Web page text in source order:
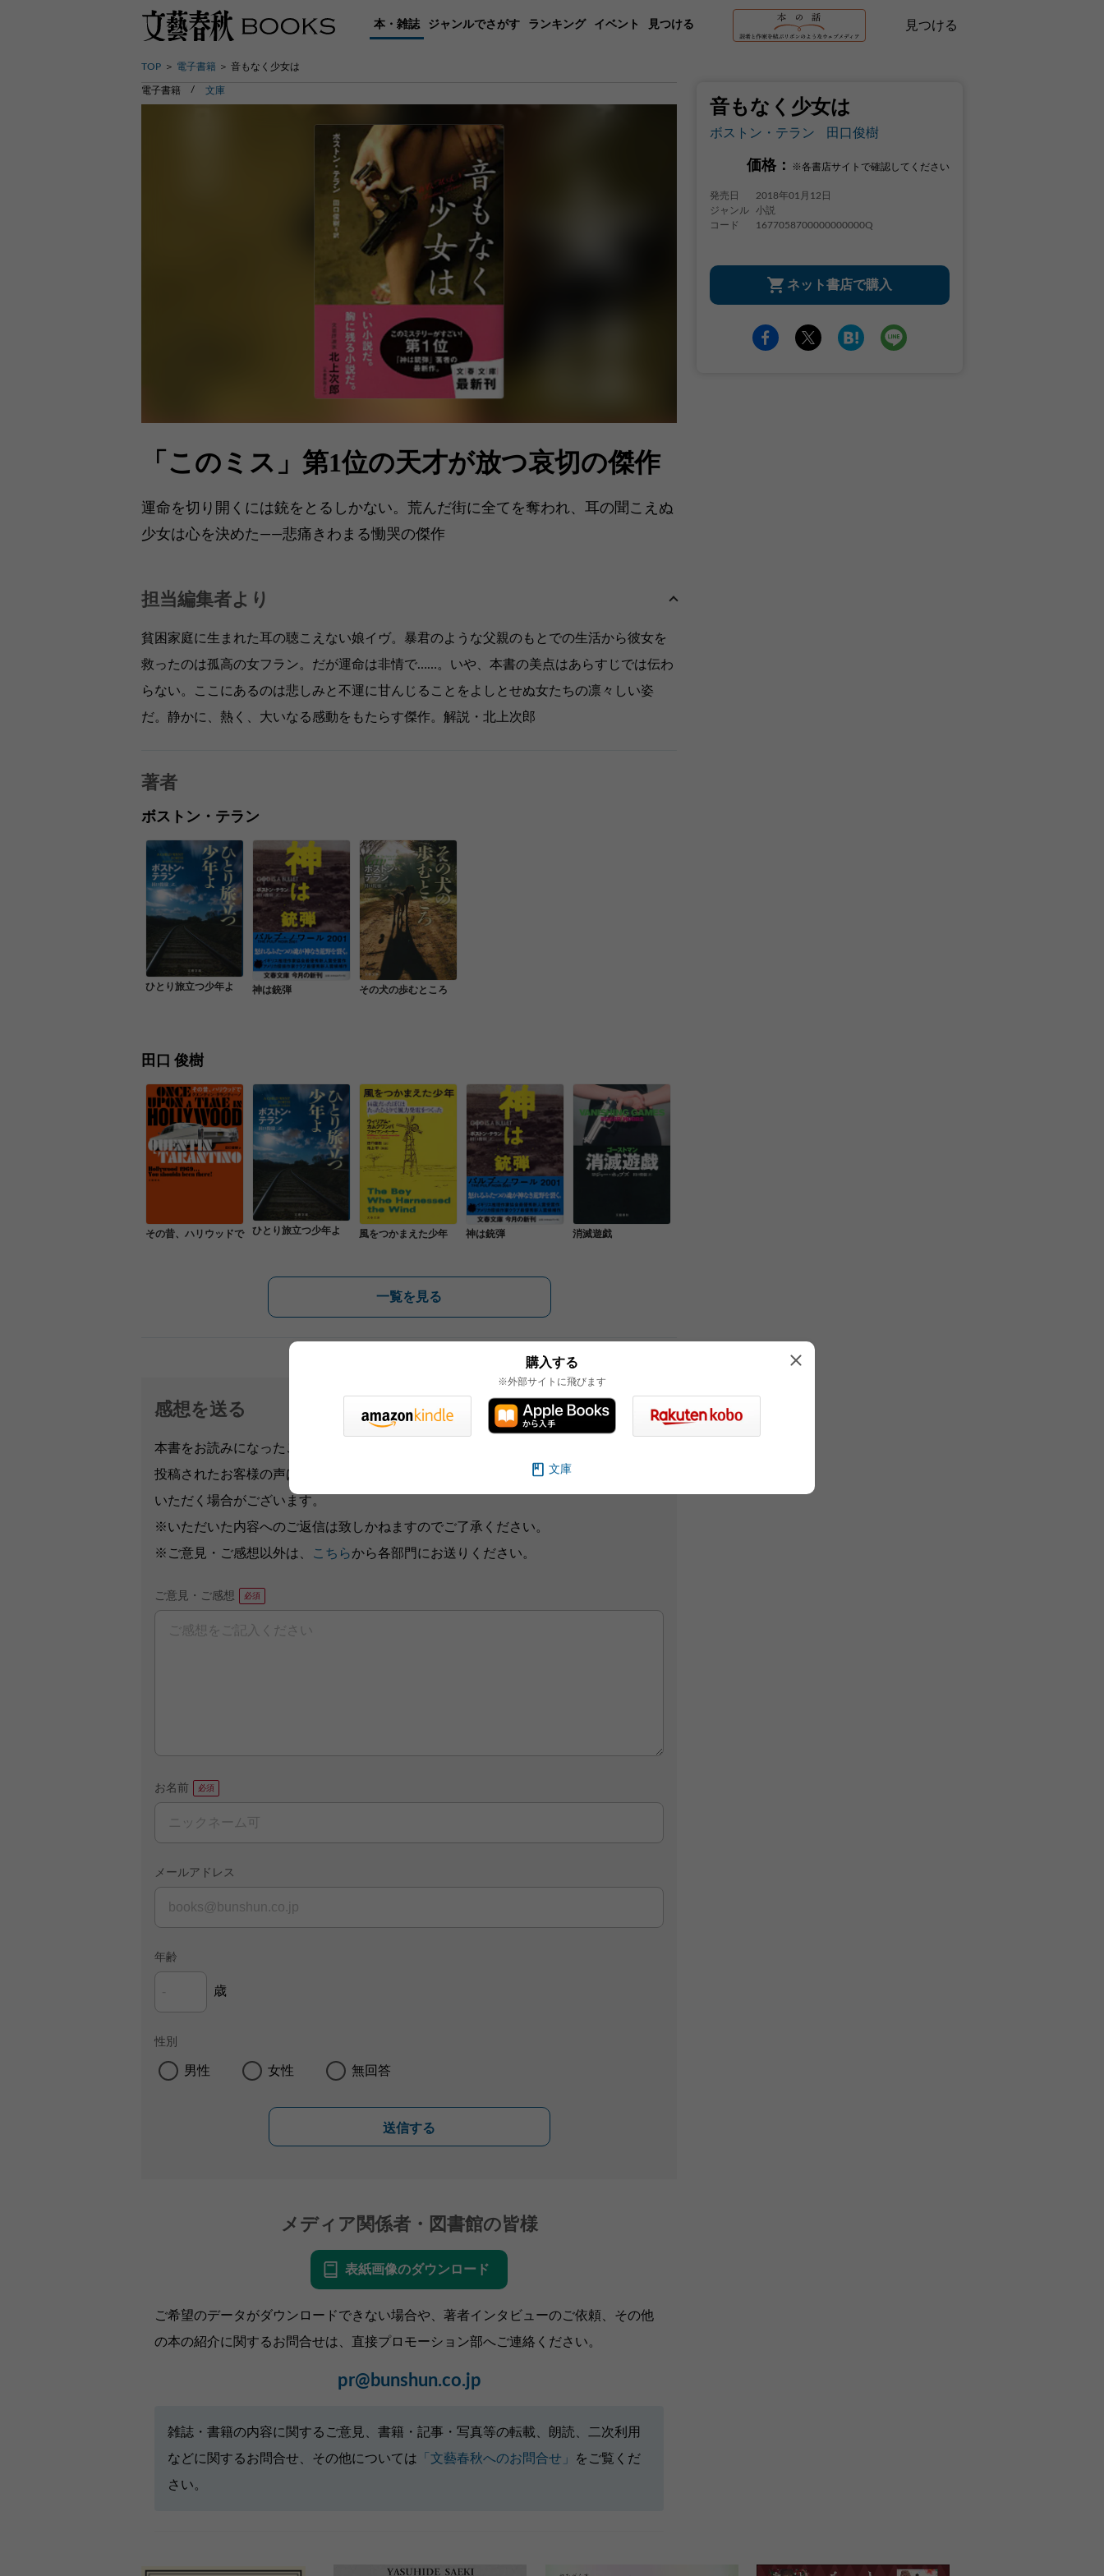
本・雑誌 ジャンルでさがす ランキング イベント 見つける 見つける
TOP 電子書籍 音もなく少女は
音もなく少女は
ボストン・テラン 田口俊樹
価格： ※各書店サイトで確認してください
発売日
2018年01月12日
ジャンル
小説
コード
1677058700000000000Q
ネット書店で購入
電子書籍 文庫
「このミス」第1位の天才が放つ哀切の傑作
運命を切り開くには銃をとるしかない。荒んだ街に全てを奪われ、耳の聞こえぬ
少女は心を決めた——悲痛きわまる慟哭の傑作
担当編集者より
貧困家庭に生まれた耳の聴こえない娘イヴ。暴君のような父親のもとでの生活から彼女を
救ったのは孤高の女フラン。だが運命は非情で……。いや、本書の美点はあらすじでは伝わ
らない。ここにあるのは悲しみと不運に甘んじることをよしとせぬ女たちの凛々しい姿
だ。静かに、熱く、大いなる感動をもたらす傑作。解説・北上次郎
著者
ボストン・テラン
ひとり旅立つ少年よ 神は銃弾 その犬の歩むところ
田口 俊樹
その昔、ハリウッドで ひとり旅立つ少年よ 風をつかまえた少年 神は銃弾 消滅遊戯
一覧を見る
感想を送る
本書をお読みになったご意見・ご感想をお寄せください。
投稿されたお客様の声は、弊社ウェブサイト、また新聞・雑誌広告などに掲載させて
いただく場合がございます。
※いただいた内容へのご返信は致しかねますのでご了承ください。
※ご意見・ご感想以外は、
こちらから各部門にお送りください。
ご意見・ご感想
お名前
メールアドレス
年齢
歳
性別
男性 女性 無回答
送信する
メディア関係者・図書館の皆様
表紙画像のダウンロード
ご希望のデータがダウンロードできない場合や、著者インタビューのご依頼、その他
の本の紹介に関するお問合せは、直接プロモーション部へご連絡ください。
pr@bunshun.co.jp
雑誌・書籍の内容に関するご意見、書籍・記事・写真等の転載、朗読、二次利用
などに関するお問合せ、その他については 「文藝春秋へのお問合せ」
をご覧くだ
さい。
購入する
※外部サイトに飛びます
文庫